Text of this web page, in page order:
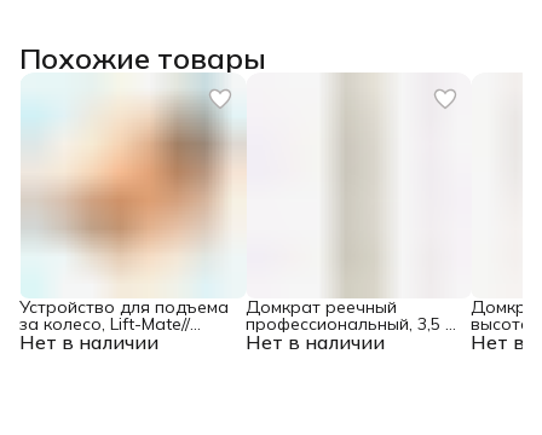
Похожие товары
Нет в наличии
Устройство для подъема
за колесо, Lift-Mate//
Denzel Нет в наличии
Домкрат реечный
профессиональный, 3,5 т,
115-1340 мм, High Jack Нет в
высота
1315